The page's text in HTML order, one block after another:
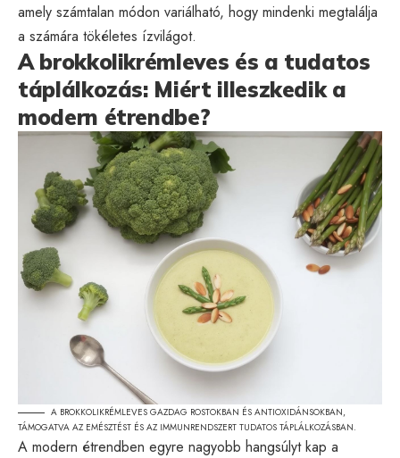
amely számtalan módon variálható, hogy mindenki megtalálja
a számára tökéletes ízvilágot.
A brokkolikrémleves és a tudatos
táplálkozás: Miért illeszkedik a
modern étrendbe?
A BROKKOLIKRÉMLEVES GAZDAG ROSTOKBAN ÉS ANTIOXIDÁNSOKBAN,
TÁMOGATVA AZ EMÉSZTÉST ÉS AZ IMMUNRENDSZERT TUDATOS TÁPLÁLKOZÁSBAN.
A modern étrendben egyre nagyobb hangsúlyt kap a